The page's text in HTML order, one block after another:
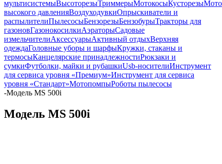
мультисистемыВысоторезыТриммерыМотокосыКусторезы
высокого давленияВоздуходувкиОпрыскиватели и
распылителиПылесосыБензорезыБензобурыТракторы для
газоновГазонокосилкиАэраторыСадовые
измельчителиАксессуарыАктивный отдыхВерхняя
одеждаГоловные уборы и шарфыКружки, стаканы и
термосыКанцелярские принадлежностиРюкзаки и
сумкиФутболки, майки и рубашкиUsb-носителиИнструмент
для сервиса уровня «Премиум»Инструмент для сервиса
уровня «Стандарт»МотопомпыРоботы пылесосы
-Модель MS 500i
Модель MS 500i